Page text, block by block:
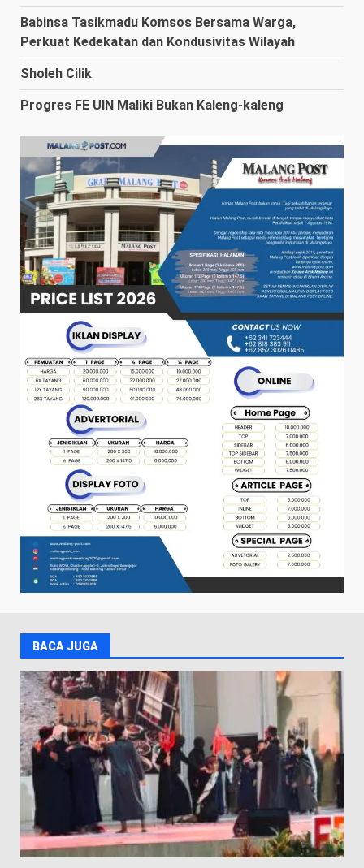
Babinsa Tasikmadu Komsos Bersama Warga,
Perkuat Kedekatan dan Kondusivitas Wilayah
Sholeh Cilik
Progres FE UIN Maliki Bukan Kaleng-kaleng
BACA JUGA